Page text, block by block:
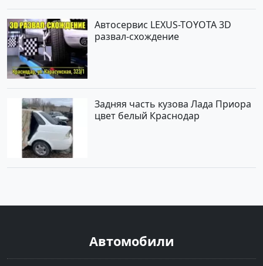
Автосервис LEXUS-TOYOTA 3D
развал-схождение
Задняя часть кузова Лада Приора
цвет белый Краснодар
Автомобили